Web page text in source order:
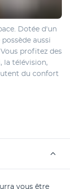
Dotée d'un
aussi
profitez des
la télévision,
du confort
vous être